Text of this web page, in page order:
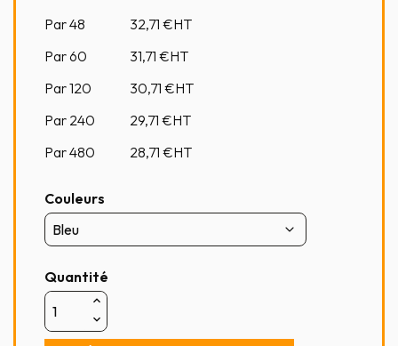
Par 48
32,71 €HT
Par 60
31,71 €HT
Par 120
30,71 €HT
Par 240
29,71 €HT
Par 480
28,71 €HT
Couleurs
Quantité